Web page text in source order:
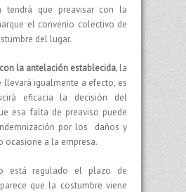
tendrá que preavisar con la
el convenio colectivo de
del lugar.
la antelación establecida, la
llevará igualmente a efecto, es
eficacia la decisión del
esa falta de preaviso puede
por los daños y
ocasione a la empresa.
está regulado el plazo de
que la costumbre viene